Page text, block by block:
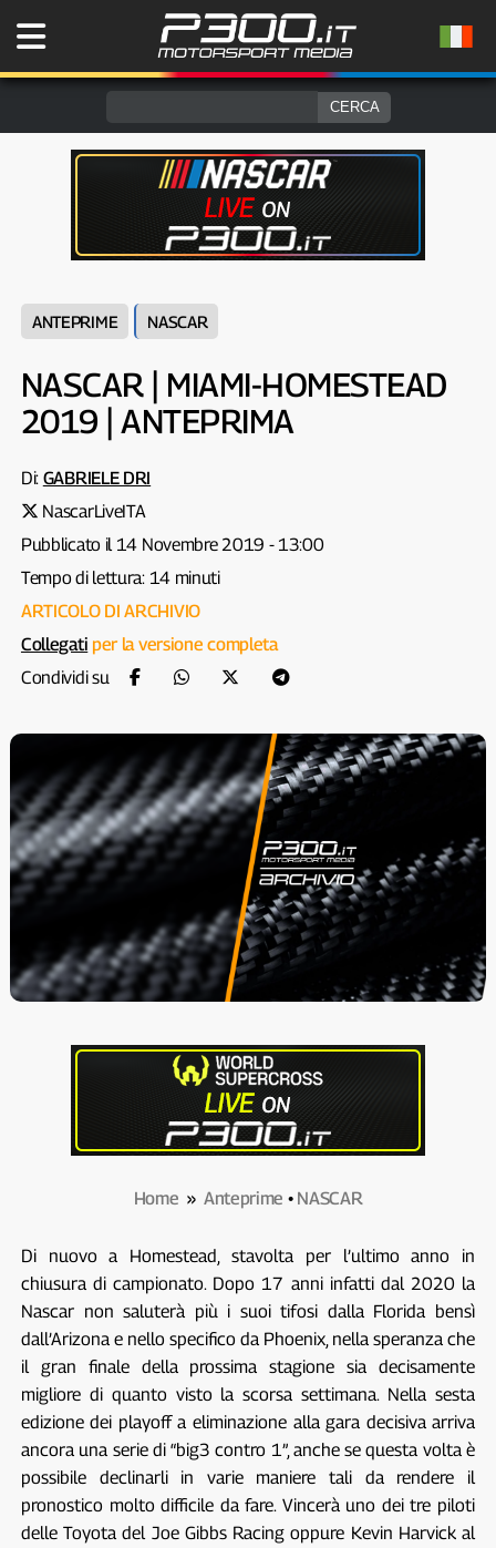
ANTEPRIME NASCAR
NASCAR | MIAMI-HOMESTEAD
2019 | ANTEPRIMA
Di: GABRIELE DRI
NascarLiveITA
Pubblicato il 14 Novembre 2019 - 13:00
Tempo di lettura: 14 minuti
ARTICOLO DI ARCHIVIO
Collegati per la versione completa
Condividi su
Home » Anteprime • NASCAR
Di nuovo a Homestead, stavolta per l’ultimo anno in
chiusura di campionato. Dopo 17 anni infatti dal 2020 la
Nascar non saluterà più i suoi tifosi dalla Florida bensì
dall’Arizona e nello specifico da Phoenix, nella speranza che
il gran finale della prossima stagione sia decisamente
migliore di quanto visto la scorsa settimana. Nella sesta
edizione dei playoff a eliminazione alla gara decisiva arriva
ancora una serie di “big3 contro 1”, anche se questa volta è
possibile declinarli in varie maniere tali da rendere il
pronostico molto difficile da fare. Vincerà uno dei tre piloti
delle Toyota del Joe Gibbs Racing oppure Kevin Harvick al